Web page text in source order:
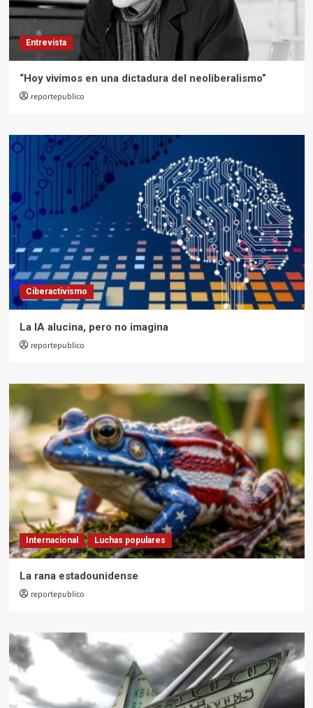
Entrevista
“Hoy vivimos en una dictadura del neoliberalismo”
reportepublico
Ciberactivismo
La IA alucina, pero no imagina
reportepublico
Internacional Luchas populares
La rana estadounidense
reportepublico